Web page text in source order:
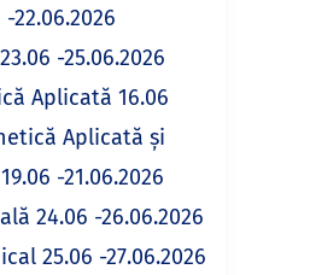
22.06.2026
-25.06.2026
Aplicată 16.06
Aplicată și
-21.06.2026
24.06 -26.06.2026
25.06 -27.06.2026